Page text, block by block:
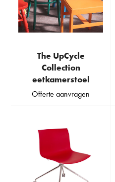
The UpCycle
Collection
eetkamerstoel
Offerte aanvragen